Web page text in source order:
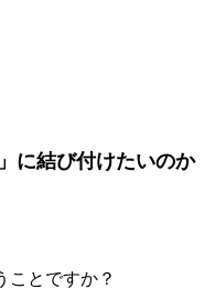
に結び付けたいのか
ことですか？